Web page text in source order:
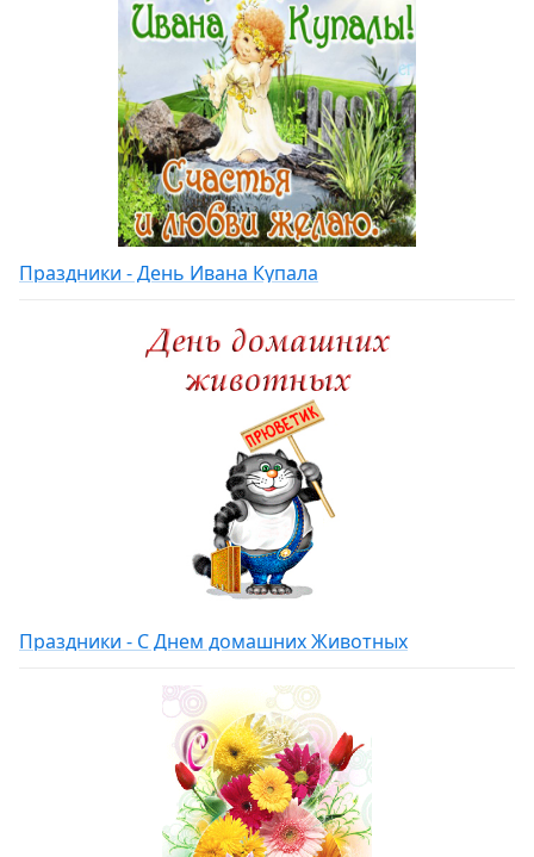
Праздники - День Ивана Купала
Праздники - С Днем домашних Животных